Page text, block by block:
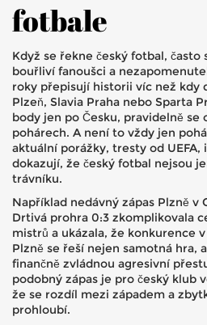
fotbale
Když se řekne český fotbal, často
bouřliví fanoušci a
roky přepisují historii víc než kdy
Plzeň, Slavia Praha nebo Sparta
body jen po Česku, pravidelně se
pohárech. A není to vždy jen
aktuální porážky, tresty od UEFA,
dokazují, že český fotbal nejsou
trávníku.
Například nedávný zápas Plzně v
Drtivá prohra 0:3 zkomplikovala
mistrů a ukázala, že konkurence
Plzně se řeší nejen samotná hra,
finančně zvládnou agresivní
podobný zápas je pro český klub
že se rozdíl mezi západem a
prohloubí.